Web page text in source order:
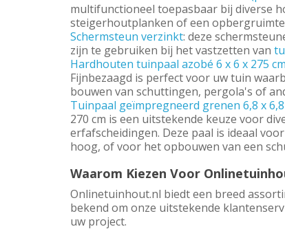
multifunctioneel toepasbaar bij diverse
steigerhoutplanken of een
Schermsteun verzinkt: deze
zijn te gebruiken bij het vastzetten van
Hardhouten tuinpaal azobé 6 x 6 x 275
Fijnbezaagd is perfect voor uw tuin
bouwen van schuttingen, pergola's of
Tuinpaal geïmpregneerd grenen 6,8 x 6,8
270 cm is een uitstekende keuze voor
erfafscheidingen. Deze paal is ideaal
hoog, of voor het opbouwen van een
Waarom Kiezen Voor
Onlinetuinhout.nl biedt een breed
bekend om onze uitstekende
uw project.